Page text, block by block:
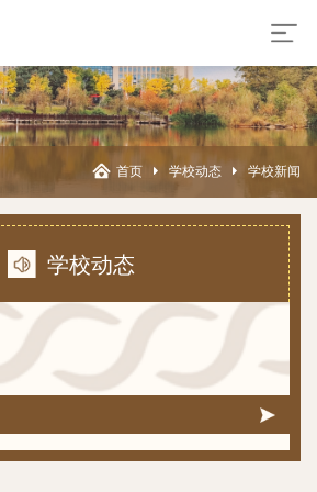
首页 学校动态 学校新闻
学校动态